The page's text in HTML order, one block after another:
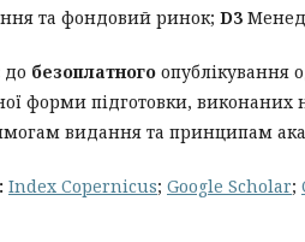
та фондовий ринок; D3
до безоплатного опублікування
форми підготовки, виконаних
видання та принципам
Index Copernicus; Google Scholar;